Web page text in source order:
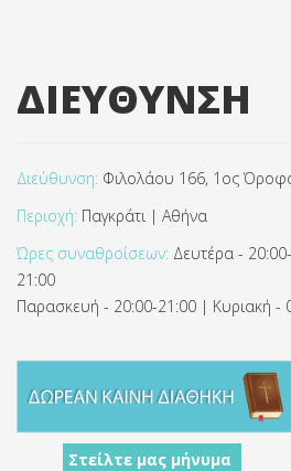
ΔΙΕΥΘΥΝΣΗ
Διεύθυνση: Φιλολάου 166, 1ος
Περιοχή: Παγκράτι | Αθήνα
Ώρες συναθροίσεων: Δευτέρα -
21:00
Παρασκευή - 20:00-21:00 | Κυριακή -
Στείλτε μας μήνυμα